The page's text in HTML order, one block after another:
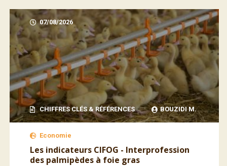
07/08/2026
CHIFFRES CLÉS & RÉFÉRENCES BOUZIDI M.
Economie
Les indicateurs CIFOG - Interprofession
des palmipèdes à foie gras